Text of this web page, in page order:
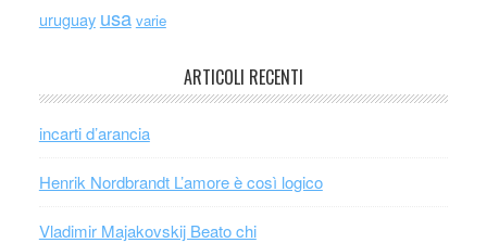
uruguay usa varie
ARTICOLI RECENTI
incarti d’arancia
Henrik Nordbrandt L’amore è così logico
Vladimir Majakovskij Beato chi